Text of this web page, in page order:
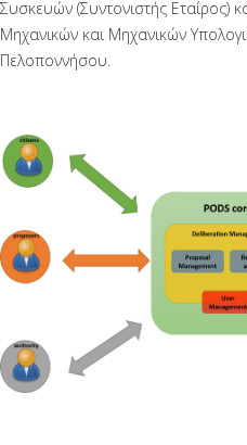
Συσκευών (Συντονιστής Εταίρος)
Μηχανικών και Μηχανικών
Πελοποννήσου.